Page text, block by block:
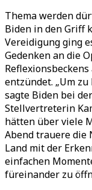
Thema werden
Biden in den Griff
Vereidigung ging
Gedenken an die
entzündet. „Um
sagte Biden bei
Stellvertreterin
hätten über viele
Abend trauere die
Land mit der
einfachen
füreinander zu